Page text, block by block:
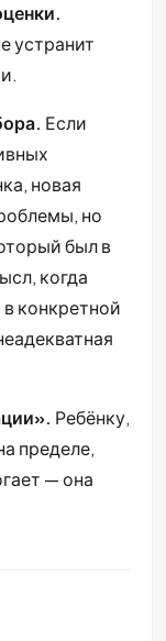
устранит
Если
новая
но
был в
когда
конкретной
Ребёнку,
пределе,
— она